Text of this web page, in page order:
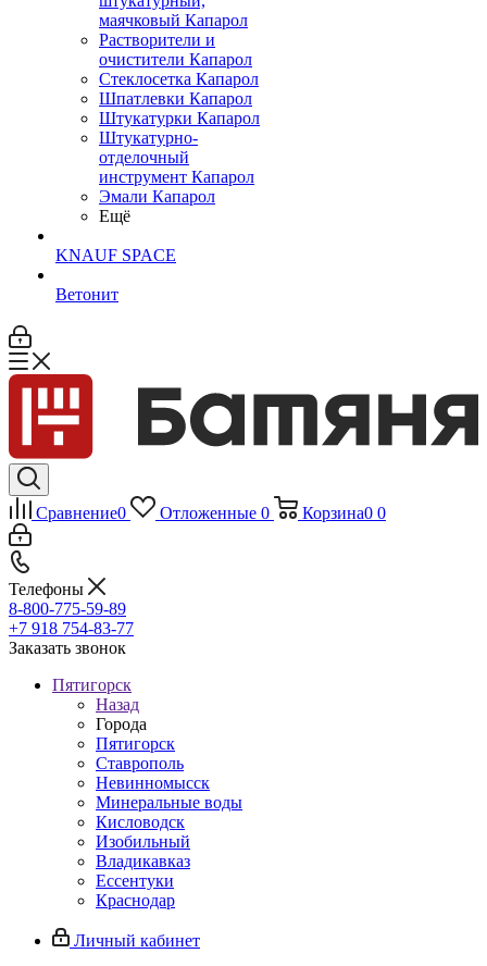
маячковый Капарол
Растворители и
очистители Капарол
Cтеклосетка Капарол
Шпатлевки Капарол
Штукатурки Капарол
Штукатурно-
отделочный
инструмент Капарол
Эмали Капарол
Ещё
KNAUF SPACE
Ветонит
Сравнение0 Отложенные 0 Корзина0 0
Телефоны
8-800-775-59-89
+7 918 754-83-77
Заказать звонок
Пятигорск
Назад
Города
Пятигорск
Ставрополь
Невинномысск
Минеральные воды
Кисловодск
Изобильный
Владикавказ
Ессентуки
Краснодар
Личный кабинет